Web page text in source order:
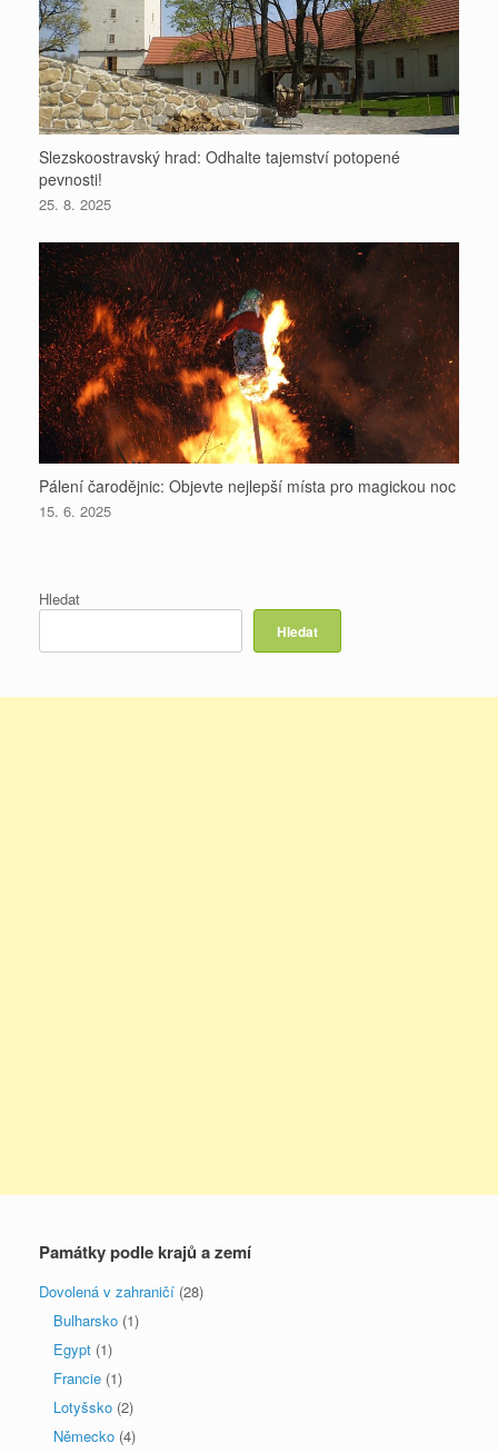
Slezskoostravský hrad: Odhalte tajemství potopené
pevnosti!
25. 8. 2025
Pálení čarodějnic: Objevte nejlepší místa pro magickou noc
15. 6. 2025
Hledat
Hledat
Památky podle krajů a zemí
Dovolená v zahraničí (28)
Bulharsko (1)
Egypt (1)
Francie (1)
Lotyšsko (2)
Německo (4)